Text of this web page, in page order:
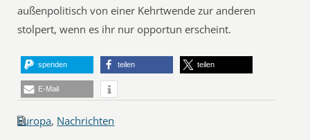
außenpolitisch von einer Kehrtwende zur anderen
stolpert, wenn es ihr nur opportun erscheint.
spenden teilen teilen
E-Mail
Europa, Nachrichten